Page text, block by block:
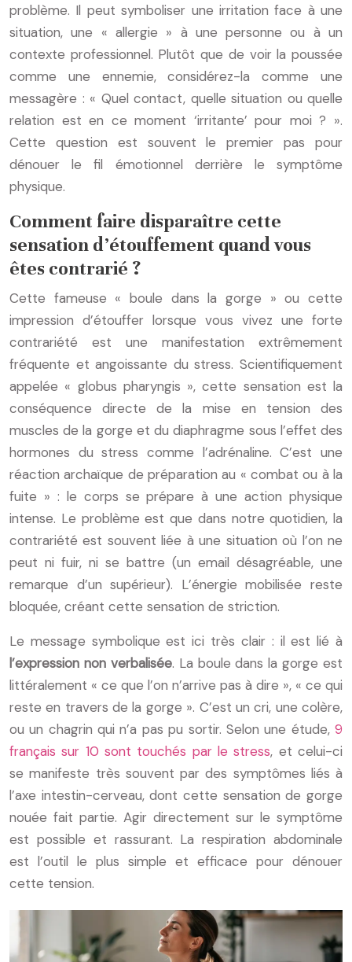
problème. Il peut symboliser une irritation face à une
situation, une « allergie » à une personne ou à un
contexte professionnel. Plutôt que de voir la poussée
comme une ennemie, considérez-la comme une
messagère : « Quel contact, quelle situation ou quelle
relation est en ce moment ‘irritante’ pour moi ? ».
Cette question est souvent le premier pas pour
dénouer le fil émotionnel derrière le symptôme
physique.
Comment faire disparaître cette
sensation d’étouffement quand vous
êtes contrarié ?
Cette fameuse « boule dans la gorge » ou cette
impression d’étouffer lorsque vous vivez une forte
contrariété est une manifestation extrêmement
fréquente et angoissante du stress. Scientifiquement
appelée « globus pharyngis », cette sensation est la
conséquence directe de la mise en tension des
muscles de la gorge et du diaphragme sous l’effet des
hormones du stress comme l’adrénaline. C’est une
réaction archaïque de préparation au « combat ou à la
fuite » : le corps se prépare à une action physique
intense. Le problème est que dans notre quotidien, la
contrariété est souvent liée à une situation où l’on ne
peut ni fuir, ni se battre (un email désagréable, une
remarque d’un supérieur). L’énergie mobilisée reste
bloquée, créant cette sensation de striction.
Le message symbolique est ici très clair : il est lié à
l’expression non verbalisée. La boule dans la gorge est
littéralement « ce que l’on n’arrive pas à dire », « ce qui
reste en travers de la gorge ». C’est un cri, une colère,
ou un chagrin qui n’a pas pu sortir. Selon une étude, 9
français sur 10 sont touchés par le stress, et celui-ci
se manifeste très souvent par des symptômes liés à
l’axe intestin-cerveau, dont cette sensation de gorge
nouée fait partie. Agir directement sur le symptôme
est possible et rassurant. La respiration abdominale
est l’outil le plus simple et efficace pour dénouer
cette tension.